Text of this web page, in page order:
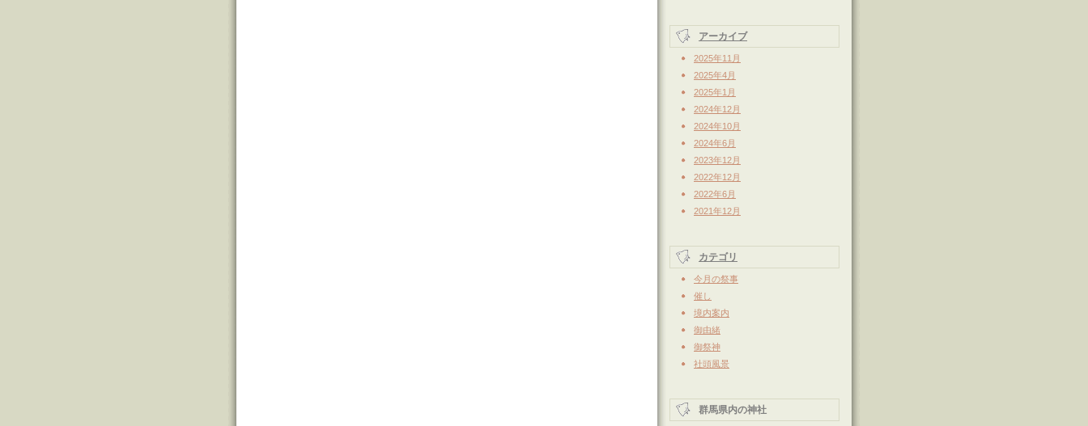
アーカイブ
2025年11月
2025年4月
2025年1月
2024年12月
2024年10月
2024年6月
2023年12月
2022年12月
2022年6月
2021年12月
カテゴリ
今月の祭事
催し
境内案内
御由緒
御祭神
社頭風景
群馬県内の神社